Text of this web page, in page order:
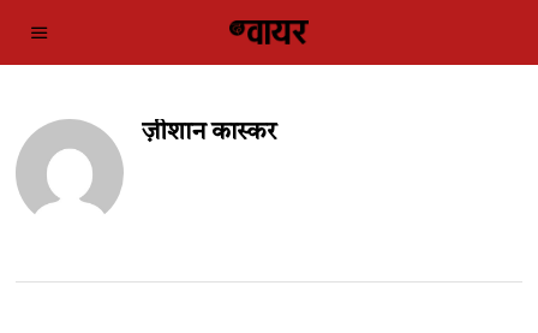
ज़ीशान कास्कर